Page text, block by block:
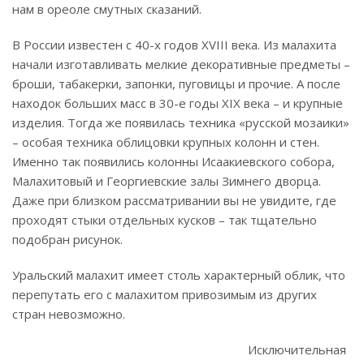
нам в ореоле смутных сказаний.
В России известен с 40-х годов XVIII века. Из малахита
начали изготавливать мелкие декоративные предметы –
броши, табакерки, запонки, пуговицы и прочие. А после
находок больших масс в 30-е годы XIX века – и крупные
изделия. Тогда же появилась техника «русской мозаики»
– особая техника облицовки крупных колонн и стен.
Именно так появились колонны Исаакиевского собора,
Малахитовый и Георгиевские залы Зимнего дворца.
Даже при близком рассматривании вы не увидите, где
проходят стыки отдельных кусков – так тщательно
подобран рисунок.
Уральский малахит имеет столь характерный облик, что
перепутать его с малахитом привозимым из других
стран невозможно.
Исключительная